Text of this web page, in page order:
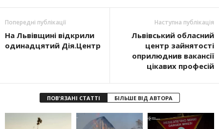
Попередні публікації
На Львівщині відкрили
одинадцятий Дія.Центр
Наступна публікація
Львівський обласний
центр зайнятості
оприлюднив вакансії
цікавих професій
ПОВ'ЯЗАНІ СТАТТІ БІЛЬШЕ ВІД АВТОРА